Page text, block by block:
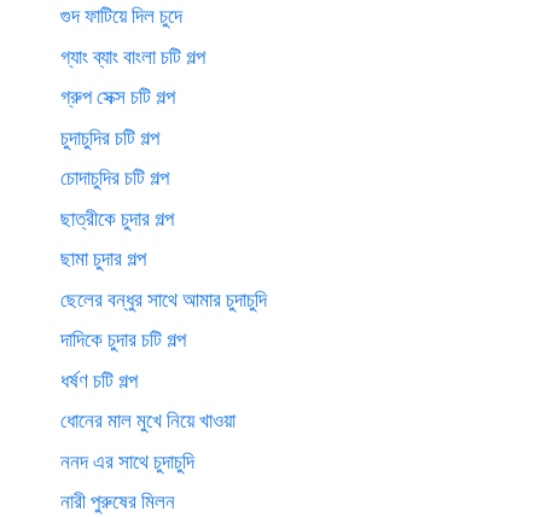
গুদ ফাটিয়ে দিল চুদে
গ্যাং ব্যাং বাংলা চটি গল্প
গ্রুপ সেক্স চটি গল্প
চুদাচুদির চটি গল্প
চোদাচুদির চটি গল্প
ছাত্রীকে চুদার গল্প
ছামা চুদার গল্প
ছেলের বন্ধুর সাথে আমার চুদাচুদি
দাদিকে চুদার চটি গল্প
ধর্ষণ চটি গল্প
ধোনের মাল মুখে নিয়ে খাওয়া
ননদ এর সাথে চুদাচুদি
নারী পুরুষের মিলন